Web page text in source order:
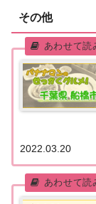
その他
2022.03.20